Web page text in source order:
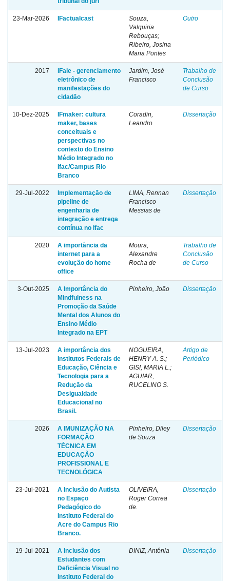
23-Mar-2026 IFactualcast
Souza,
Valquiria
Rebouças;
Ribeiro, Josina
Maria Pontes
Outro
2017
iFale - gerenciamento
eletrônico de
manifestações do
cidadão
Jardim, José
Francisco
Trabalho de
Conclusão
de Curso
10-Dez-2025
IFmaker: cultura
maker, bases
conceituais e
perspectivas no
contexto do Ensino
Médio Integrado no
Ifac/Campus Rio
Branco
Coradin,
Leandro
Dissertação
29-Jul-2022
Implementação de
pipeline de
engenharia de
integração e entrega
contínua no Ifac
LIMA, Rennan
Francisco
Messias de
Dissertação
2020
A importância da
internet para a
evolução do home
office
Moura,
Alexandre
Rocha de
Trabalho de
Conclusão
de Curso
3-Out-2025
A Importância do
Mindfulness na
Promoção da Saúde
Mental dos Alunos do
Ensino Médio
Integrado na EPT
Pinheiro, João Dissertação
13-Jul-2023
A importância dos
Institutos Federais de
Educação, Ciência e
Tecnologia para a
Redução da
Desigualdade
Educacional no
Brasil.
NOGUEIRA,
HENRY A. S.;
GISI, MARIA L.;
AGUIAR,
RUCELINO S.
Artigo de
Periódico
2026
A IMUNIZAÇÃO NA
FORMAÇÃO
TÉCNICA EM
EDUCAÇÃO
PROFISSIONAL E
TECNOLÓGICA
Pinheiro, Diley
de Souza
Dissertação
23-Jul-2021
A Inclusão do Autista
no Espaço
Pedagógico do
Instituto Federal do
Acre do Campus Rio
Branco.
OLIVEIRA,
Roger Correa
de.
Dissertação
19-Jul-2021
A Inclusão dos
Estudantes com
Deficiência Visual no
Instituto Federal do
DINIZ, Antônia Dissertação